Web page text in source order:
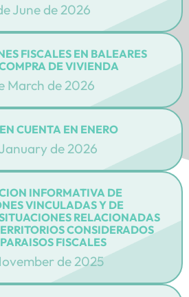
June de 2026
FISCALES EN BALEARES
DE VIVIENDA
March de 2026
CUENTA EN ENERO
de 2026
INFORMATIVA DE
VINCULADAS Y DE
RELACIONADAS
CONSIDERADOS
FISCALES
de 2025